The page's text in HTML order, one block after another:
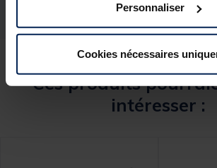
Personnaliser
Cookies nécessaires
Ces produits
intéresser :